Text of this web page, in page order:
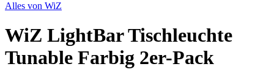
Alles von WiZ
WiZ LightBar Tischleuchte
Tunable Farbig 2er-Pack